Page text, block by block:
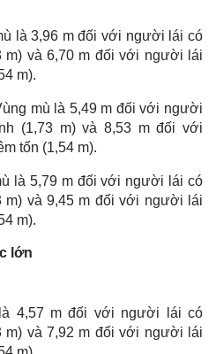
là 3,96 m đối với người lái có
m) và 6,70 m đối với người lái
m).
mù là 5,49 m đối với người
(1,73 m) và 8,53 m đối với
tốn (1,54 m).
là 5,79 m đối với người lái có
m) và 9,45 m đối với người lái
m).
lớn
4,57 m đối với người lái có
m) và 7,92 m đối với người lái